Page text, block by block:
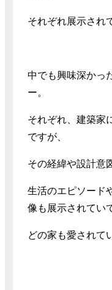
それぞれ展示され
中でも興味深かっ
ー。
それぞれ、建築家
ですが、
その経緯や設計意
生活のエピソード
像も展示されてい
どの家も愛されて